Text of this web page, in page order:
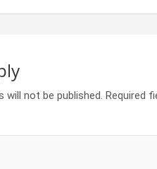
will not be published. Required